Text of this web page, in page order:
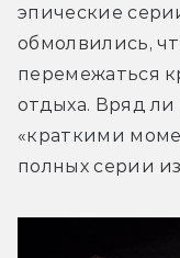
эпические
обмолвились,
перемежаться
отдыха. Вряд ли
«краткими
полных серии